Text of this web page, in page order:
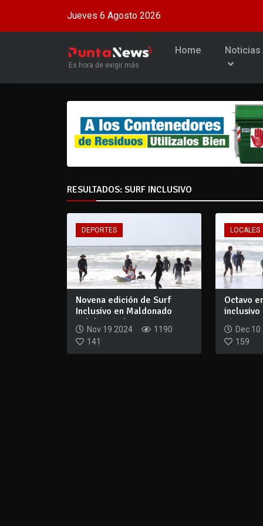
Jueves 6 Agosto 2026
Es hora de exigir más
Home Noticias
RESULTADOS: SURF INCLUSIVO
DEPORTES
Novena edición de Surf
Inclusivo en Maldonado
celebrará el D...
Nov 19 2024
1190
141
LOCALES
Octavo
inclusivo
jóvenes
Dec 10
159